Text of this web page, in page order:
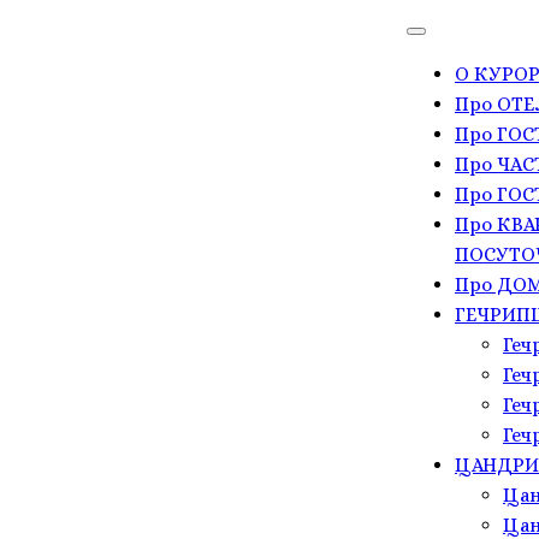
О
Про
Про
Про
Про
Про
Про